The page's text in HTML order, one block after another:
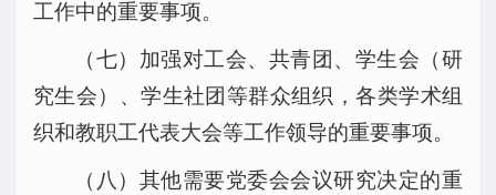
工作中的重要事项。
（七）加强对工会、共青团、学生会（研
究生会）、学生社团等群众组织，各类学术组
织和教职工代表大会等工作领导的重要事项。
（八）其他需要党委会会议研究决定的重